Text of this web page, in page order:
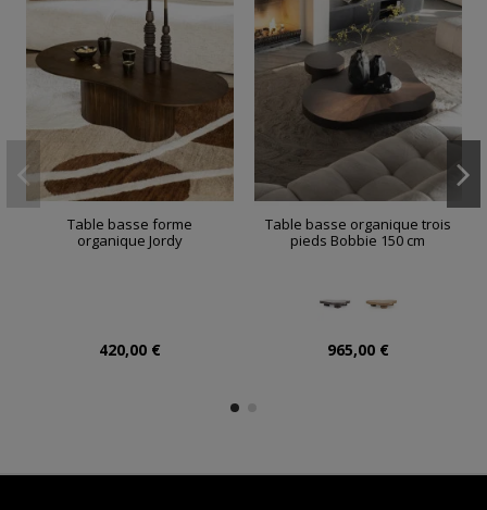
Table basse forme
organique Jordy
420,00 €
Table basse organique trois
pieds Bobbie 150 cm
965,00 €